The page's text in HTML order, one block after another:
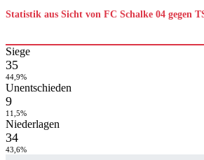
Statistik aus Sicht von FC Schalke 04 gegen
Siege
35
44,9%
Unentschieden
9
11,5%
Niederlagen
34
43,6%